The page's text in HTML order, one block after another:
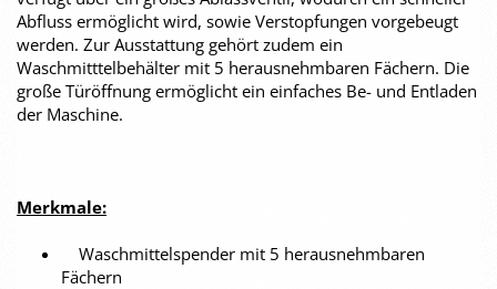
Abfluss ermöglicht wird, sowie Verstopfungen vorgebeugt
werden. Zur Ausstattung gehört zudem ein
Waschmitttelbehälter mit 5 herausnehmbaren Fächern. Die
große Türöffnung ermöglicht ein einfaches Be- und Entladen
der Maschine.
Merkmale:
Waschmittelspender mit 5 herausnehmbaren
Fächern